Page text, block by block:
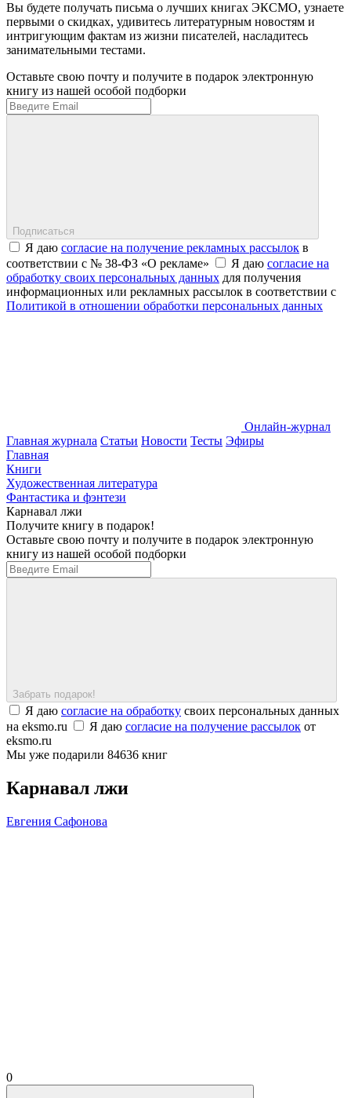
Вы будете получать письма о лучших книгах ЭКСМО, узнаете
первыми о скидках, удивитесь литературным новостям и
интригующим фактам из жизни писателей, насладитесь
занимательными тестами.
Оставьте свою почту и получите в подарок электронную
книгу из нашей особой подборки
Подписаться
Я даю согласие на получение рекламных рассылок в
соответствии с № 38-ФЗ «О рекламе»
Я даю согласие на
обработку своих персональных данных для получения
информационных или рекламных рассылок в соответствии с
Политикой в отношении обработки персональных данных
Онлайн-журнал
Главная журнала Статьи Новости Тесты Эфиры
Главная
Книги
Художественная литература
Фантастика и фэнтези
Карнавал лжи
Получите книгу в подарок!
Оставьте свою почту и получите в подарок электронную
книгу из нашей особой подборки
Забрать подарок!
Я даю согласие на обработку своих персональных данных
на eksmo.ru
Я даю согласие на получение рассылок от
eksmo.ru
Мы уже подарили 84636 книг
Карнавал лжи
Евгения Сафонова
0